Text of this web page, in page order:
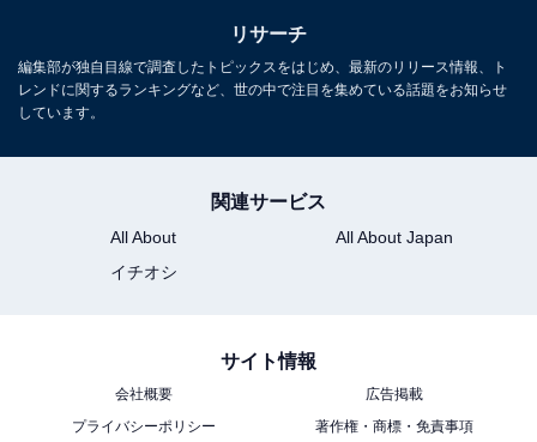
リサーチ
編集部が独自目線で調査したトピックスをはじめ、最新のリリース情報、ト
レンドに関するランキングなど、世の中で注目を集めている話題をお知らせ
しています。
関連サービス
All About
All About Japan
イチオシ
サイト情報
会社概要
広告掲載
プライバシーポリシー
著作権・商標・免責事項